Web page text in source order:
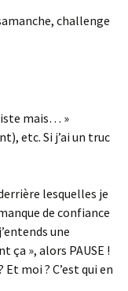
challenge
mais… »
etc. Si j’ai un truc
lesquelles je
de confiance
une
ça », alors PAUSE !
Et moi ? C’est qui en